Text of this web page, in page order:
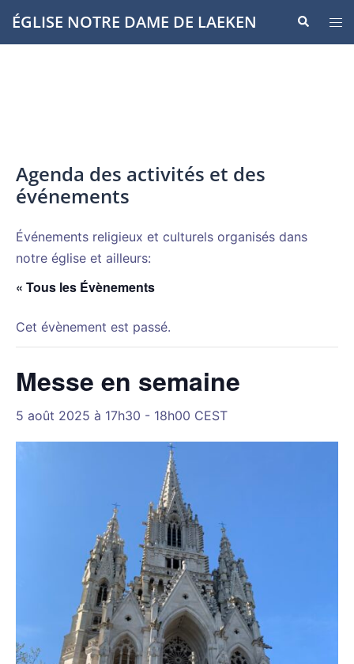
Aller
auÉGLISE NOTRE DAME DE LAEKEN
le
Agenda des activités et des
événements
Événements religieux et culturels organisés dans
notre église et ailleurs:
« Tous les Évènements
Cet évènement est passé.
Messe en semaine
5 août 2025 à 17h30 - 18h00 CEST